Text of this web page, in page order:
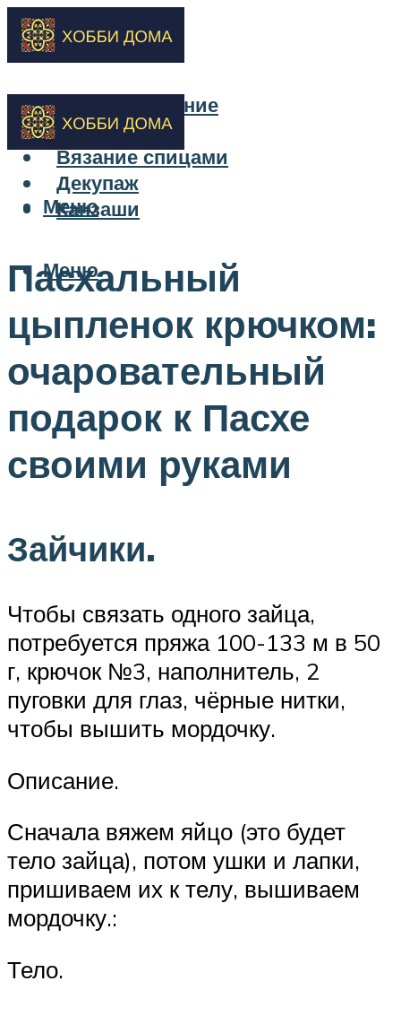
Бисероплетение
Вышивка
Вязание спицами
Декупаж
Канзаши
Меню
Меню
Пасхальный
цыпленок крючком:
очаровательный
подарок к Пасхе
своими руками
Зайчики.
Чтобы связать одного зайца,
потребуется пряжа 100-133 м в 50
г, крючок №3, наполнитель, 2
пуговки для глаз, чёрные нитки,
чтобы вышить мордочку.
Описание.
Сначала вяжем яйцо (это будет
тело зайца), потом ушки и лапки,
пришиваем их к телу, вышиваем
мордочку.:
Тело.